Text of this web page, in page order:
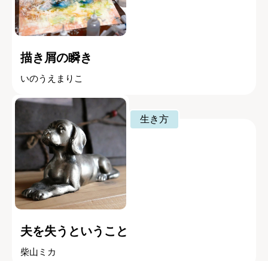
描き屑の瞬き
いのうえまりこ
生き方
夫を失うということ
柴山ミカ